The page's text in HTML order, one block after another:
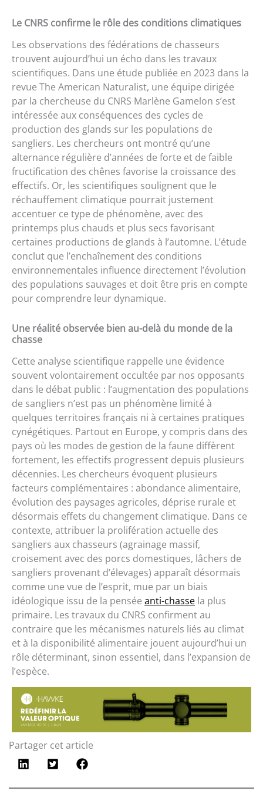
Le CNRS confirme le rôle des conditions climatiques
Les observations des fédérations de chasseurs
trouvent aujourd’hui un écho dans les travaux
scientifiques. Dans une étude publiée en 2023 dans la
revue The American Naturalist, une équipe dirigée
par la chercheuse du CNRS Marlène Gamelon s’est
intéressée aux conséquences des cycles de
production des glands sur les populations de
sangliers. Les chercheurs ont montré qu’une
alternance régulière d’années de forte et de faible
fructification des chênes favorise la croissance des
effectifs. Or, les scientifiques soulignent que le
réchauffement climatique pourrait justement
accentuer ce type de phénomène, avec des
printemps plus chauds et plus secs favorisant
certaines productions de glands à l’automne. L’étude
conclut que l’enchaînement des conditions
environnementales influence directement l’évolution
des populations sauvages et doit être pris en compte
pour comprendre leur dynamique.
Une réalité observée bien au-delà du monde de la
chasse
Cette analyse scientifique rappelle une évidence
souvent volontairement occultée par nos opposants
dans le débat public : l’augmentation des populations
de sangliers n’est pas un phénomène limité à
quelques territoires français ni à certaines pratiques
cynégétiques. Partout en Europe, y compris dans des
pays où les modes de gestion de la faune diffèrent
fortement, les effectifs progressent depuis plusieurs
décennies. Les chercheurs évoquent plusieurs
facteurs complémentaires : abondance alimentaire,
évolution des paysages agricoles, déprise rurale et
désormais effets du changement climatique. Dans ce
contexte, attribuer la prolifération actuelle des
sangliers aux chasseurs (agrainage massif,
croisement avec des porcs domestiques, lâchers de
sangliers provenant d’élevages) apparaît désormais
comme une vue de l’esprit, mue par un biais
idéologique issu de la pensée anti-chasse la plus
primaire. Les travaux du CNRS confirment au
contraire que les mécanismes naturels liés au climat
et à la disponibilité alimentaire jouent aujourd’hui un
rôle déterminant, sinon essentiel, dans l’expansion de
l’espèce.
Partager cet article